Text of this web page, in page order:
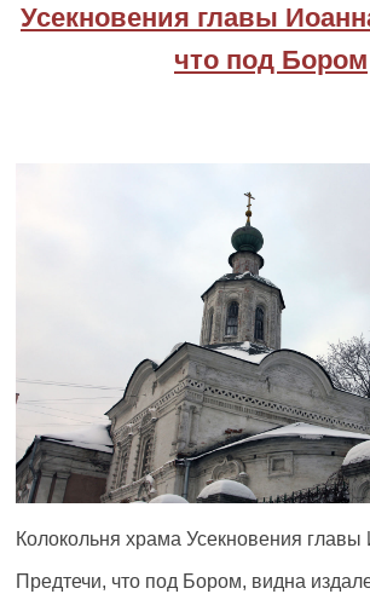
Усекновения главы
что под Бором
Колокольня храма Усекновения
Предтечи, что под Бором, видна